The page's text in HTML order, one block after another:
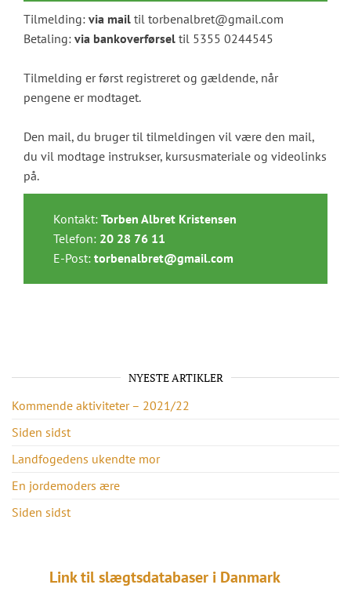
Tilmelding: via mail til torbenalbret@gmail.com
Betaling: via bankoverførsel til 5355 0244545
Tilmelding er først registreret og gældende, når
pengene er modtaget.
Den mail, du bruger til tilmeldingen vil være den mail,
du vil modtage instrukser, kursusmateriale og videolinks
på.
Kontakt: Torben Albret Kristensen
Telefon: 20 28 76 11
E-Post: torbenalbret@gmail.com
NYESTE ARTIKLER
Kommende aktiviteter – 2021/22
Siden sidst
Landfogedens ukendte mor
En jordemoders ære
Siden sidst
Link til slægtsdatabaser i Danmark